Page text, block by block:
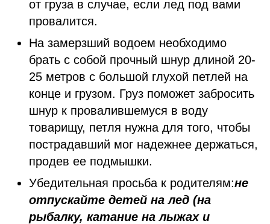
от груза в случае, если лед под вами
провалится.
На замерзший водоем необходимо
брать с собой прочный шнур длиной 20-
25 метров с большой глухой петлей на
конце и грузом. Груз поможет забросить
шнур к провалившемуся в воду
товарищу, петля нужна для того, чтобы
пострадавший мог надежнее держаться,
продев ее подмышки.
Убедительная просьба к родителям:не
отпускайте детей на лед (на
рыбалку, катание на лыжах и